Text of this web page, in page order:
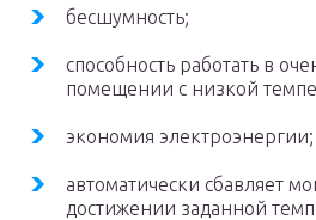
бесшумность;
способность работать в
помещении с низкой
экономия электроэнергии;
автоматически сбавляет
достижении заданной